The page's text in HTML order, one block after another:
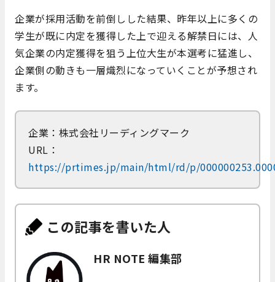
企業が採用活動を前倒しした結果、昨年以上に多くの
学生が既に内定を獲得した上で迎える解禁日には、人
気企業の内定獲得を狙う上位大生が本選考に猛進し、
企業側の動きも一層熾烈になっていくことが予想され
ます。
企業： 株式会社リーディングマーク
URL：
https://prtimes.jp/main/html/rd/p/
この記事を書いた人
HR NOTE 編集部